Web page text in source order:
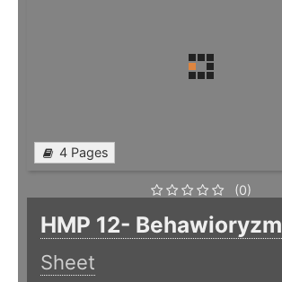
4 Pages
(0)
HMP 12- Behawioryzm
Sheet